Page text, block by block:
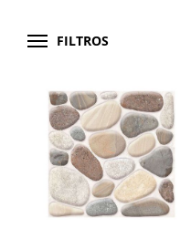
FILTROS